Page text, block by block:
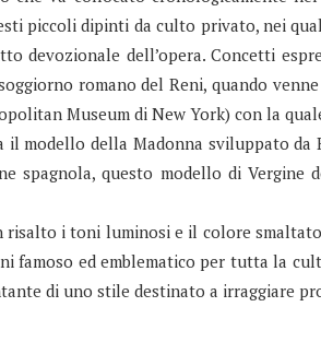
piccoli dipinti da culto privato, nei
devozionale dell’opera. Concetti
romano del Reni, quando
Museum di New York) con la
il modello della Madonna sviluppato
spagnola, questo modello di
i toni luminosi e il colore
famoso ed emblematico per tutta la
di uno stile destinato a irraggiare